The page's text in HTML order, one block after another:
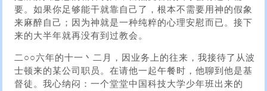
要。如果你足够能干就靠自己了，根本不需要用神的假象
来麻醉自己；因为神就是一种纯粹的心理安慰而已。接下
来的大半年就再没有到过教会。
二○○六年的十一丶二月，因业务上的往来，我接待了从波
士顿来的某公司职员。在请他一起午餐时，他聊到他是基
督徒。我心纳闷：一个堂堂中国科技大学少年班出来的